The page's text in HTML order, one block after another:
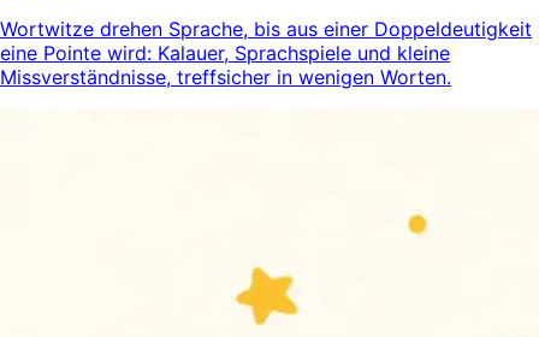
Wortwitze drehen Sprache, bis aus einer Doppeldeutigkeit
eine Pointe wird: Kalauer, Sprachspiele und kleine
Missverständnisse, treffsicher in wenigen Worten.